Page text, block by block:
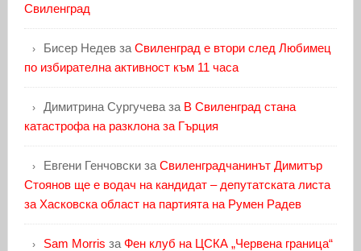
Свиленград
Бисер Недевза Свиленград е втори след Любимец
по избирателна активност към 11 часа
Димитрина Сургучеваза В Свиленград стана
катастрофа на разклона за Гърция
Евгени Генчовскиза Свиленградчанинът Димитър
Стоянов ще е водач на кандидат – депутатската листа
за Хасковска област на партията на Румен Радев
Sam Morris за Фен клуб на ЦСКА „Червена граница“